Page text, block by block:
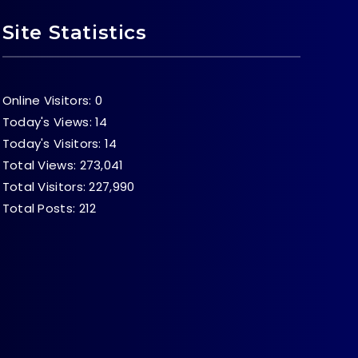
Site Statistics
Online Visitors: 0
Today's Views:14
Today's Visitors:14
Total Views: 273,041
Total Visitors:227,990
Total Posts: 212